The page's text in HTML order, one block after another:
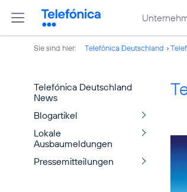
Sie sind hier: Telefónica Deutschland
Telefónica Deutschland
News
Blogartikel
Lokale
Ausbaumeldungen
Pressemitteilungen